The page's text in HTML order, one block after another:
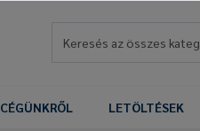
CÉGÜNKRŐL LETÖLTÉSEK